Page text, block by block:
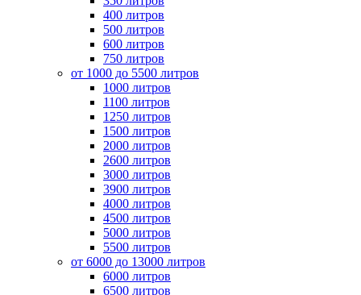
400 литров
500 литров
600 литров
750 литров
от 1000 до 5500 литров
1000 литров
1100 литров
1250 литров
1500 литров
2000 литров
2600 литров
3000 литров
3900 литров
4000 литров
4500 литров
5000 литров
5500 литров
от 6000 до 13000 литров
6000 литров
6500 литров